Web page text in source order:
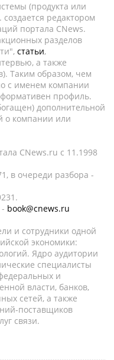
(продукта или
редактором
портала CNews.
разделов
статьи,
а также
Таким образом, чем
с именем компании
профиль.
дополнительной
о компании или
CNews.ru c 11.1998
в очереди разбора -
book@cnews.ru
и сотрудники одной
экономики:
Ядро аудитории
специалисты
и
власти, банков,
сетей, а также
поставщиков
связи.